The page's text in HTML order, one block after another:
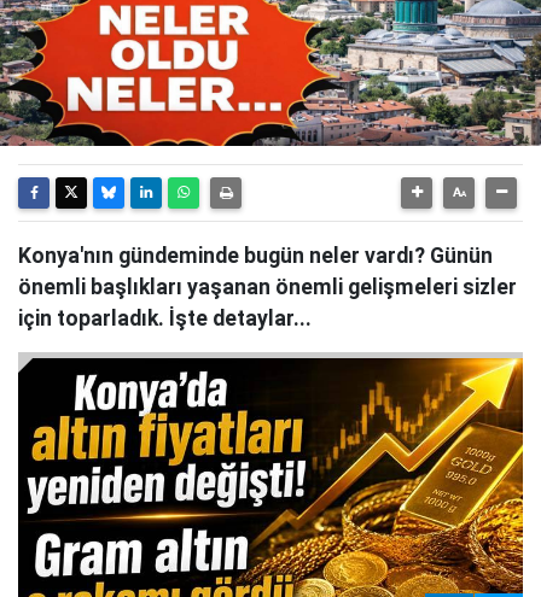
Konya'nın gündeminde bugün neler vardı? Günün
önemli başlıkları yaşanan önemli gelişmeleri sizler
için toparladık. İşte detaylar...